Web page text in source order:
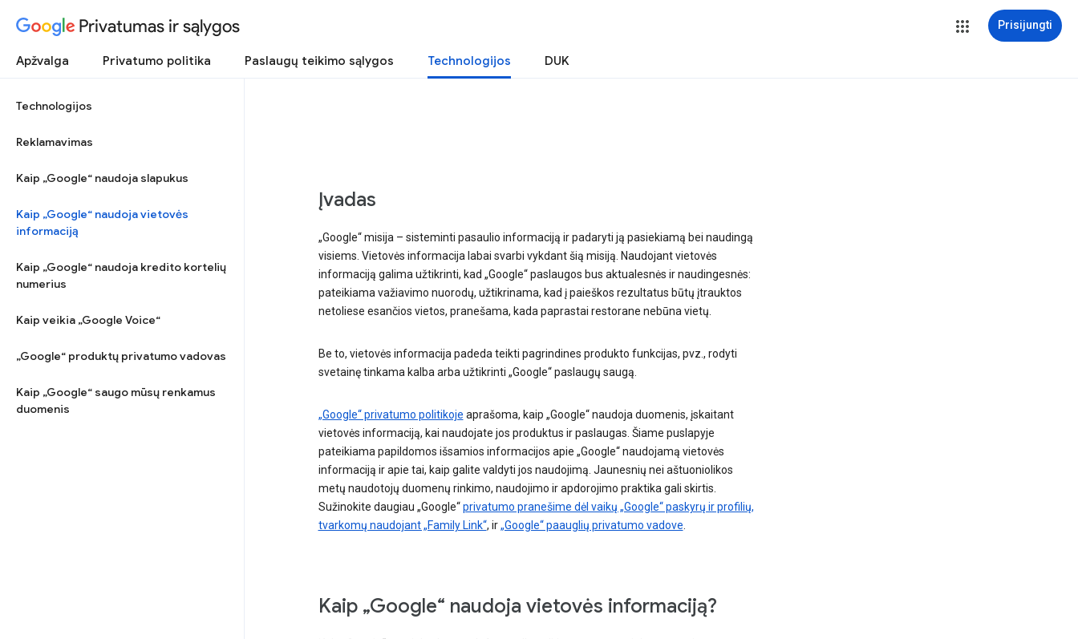
Privatumas ir sąlygos Prisijungti
Apžvalga Privatumo politika Paslaugų teikimo sąlygos Technologijos DUK
Technologijos
Reklamavimas
Kaip „Google“ naudoja slapukus
Kaip „Google“ naudoja vietovės
informaciją
Kaip „Google“ naudoja kredito kortelių
numerius
Kaip veikia „Google Voice“
„Google“ produktų privatumo vadovas
Kaip „Google“ saugo mūsų renkamus
duomenis
Įvadas
„Google“ misija – sisteminti pasaulio informaciją ir padaryti ją pasiekiamą bei naudingą
visiems. Vietovės informacija labai svarbi vykdant šią misiją. Naudojant vietovės
informaciją galima užtikrinti, kad „Google“ paslaugos bus aktualesnės ir naudingesnės:
pateikiama važiavimo nuorodų, užtikrinama, kad į paieškos rezultatus būtų įtrauktos
netoliese esančios vietos, pranešama, kada paprastai restorane nebūna vietų.
Be to, vietovės informacija padeda teikti pagrindines produkto funkcijas, pvz., rodyti
svetainę tinkama kalba arba užtikrinti „Google“ paslaugų saugą.
„Google“ privatumo politikoje aprašoma, kaip „Google“ naudoja duomenis, įskaitant
vietovės informaciją, kai naudojate jos produktus ir paslaugas. Šiame puslapyje
pateikiama papildomos išsamios informacijos apie „Google“ naudojamą vietovės
informaciją ir apie tai, kaip galite valdyti jos naudojimą. Jaunesnių nei aštuoniolikos
metų naudotojų duomenų rinkimo, naudojimo ir apdorojimo praktika gali skirtis.
Sužinokite daugiau „Google“privatumo pranešime dėl vaikų „Google“ paskyrų ir profilių,
tvarkomų naudojant „Family Link“, ir„Google“ paauglių privatumo vadove
Kaip „Google“ naudoja vietovės informaciją?